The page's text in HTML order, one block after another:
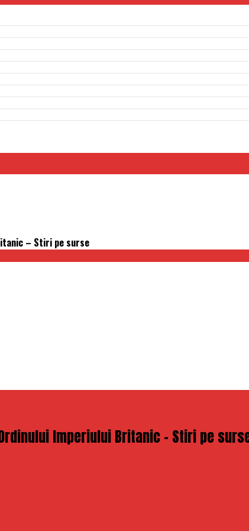
– Stiri pe surse
Imperiului Britanic – Stiri pe